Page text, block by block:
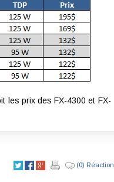
les prix des FX-4300 et FX-
(0) Réaction